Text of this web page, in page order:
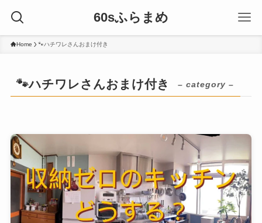
60sふらまめ
Home 🐾ハチワレさんおまけ付き
🐾ハチワレさんおまけ付き – category –